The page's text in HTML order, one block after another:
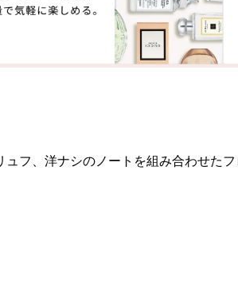
フ、洋ナシのノートを組み合わせたフ